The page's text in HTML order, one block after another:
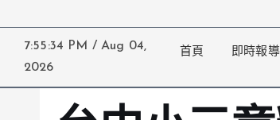
7:55:36 PM / Aug 04,
2026
首頁 即時報導